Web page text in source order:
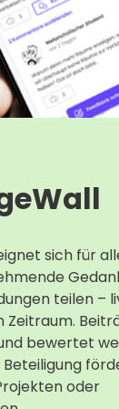
sich für
teilen –
Zeitraum.
bewertet
Beteiligung
oder